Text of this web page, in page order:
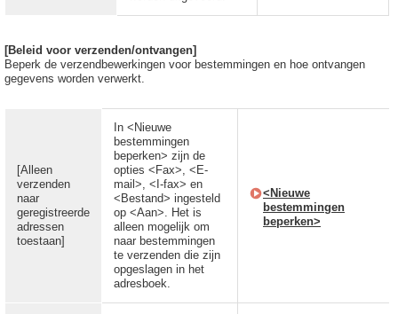
[Beleid voor verzenden/ontvangen]
Beperk de verzendbewerkingen voor bestemmingen en hoe ontvangen
gegevens worden verwerkt.
[Alleen
verzenden
naar
geregistreerde
adressen
toestaan]
In <Nieuwe
bestemmingen
beperken> zijn de
opties <Fax>, <E-
mail>, <I-fax> en
<Bestand> ingesteld
op <Aan>. Het is
alleen mogelijk om
naar bestemmingen
te verzenden die zijn
opgeslagen in het
adresboek.
<Nieuwe
bestemmingen
beperken>